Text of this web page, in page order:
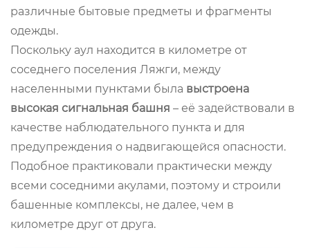
различные бытовые предметы и фрагменты
одежды.
Поскольку аул находится в километре от
соседнего поселения Ляжги, между
населенными пунктами была выстроена
высокая сигнальная башня – её задействовали в
качестве наблюдательного пункта и для
предупреждения о надвигающейся опасности.
Подобное практиковали практически между
всеми соседними акулами, поэтому и строили
башенные комплексы, не далее, чем в
километре друг от друга.